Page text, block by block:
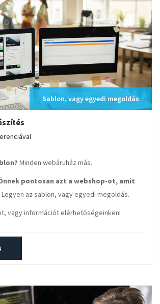
Sablon, vagy egyedi megoldás
Minden webáruház más.
pontosan azt a webshop-ot, amit
Legyen az sablon, vagy egyedi megoldás.
vagy információt elérhetőségeinken!